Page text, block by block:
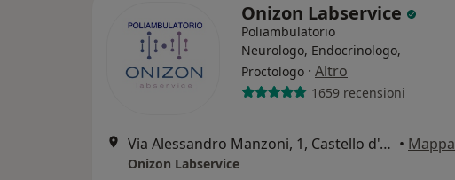
Onizon Labservice
Poliambulatorio
Neurologo, Endocrinologo,
Proctologo · Altro
1659 recensioni
Via Alessandro Manzoni, 1, Castello d'Agogna • Mappa
Onizon Labservice